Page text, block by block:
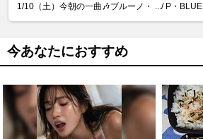
1/10（土）今朝の一曲🎶ブルーノ・ .../ P・BLUE
今あなたにおすすめ